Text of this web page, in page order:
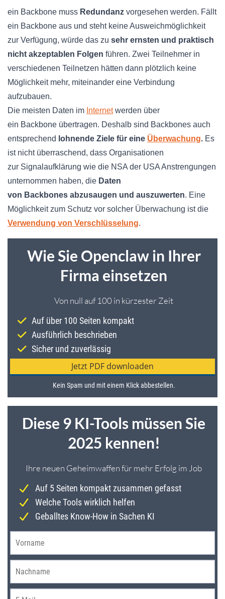
ein Backbone muss Redundanz vorgesehen werden. Fällt
ein Backbone aus und steht keine Ausweichmöglichkeit
zur Verfügung, würde das zu sehr ernsten und praktisch
nicht akzeptablen Folgen führen. Zwei Teilnehmer in
verschiedenen Teilnetzen hätten dann plötzlich keine
Möglichkeit mehr, miteinander eine Verbindung
aufzubauen.
Die meisten Daten im Internetwerden über
ein Backbone übertragen. Deshalb sind Backbones auch
entsprechend lohnende Ziele für eine Überwachung. Es
ist nicht überraschend, dass Organisationen
zur Signalaufklärung wie die NSA der USA Anstrengungen
unternommen haben, die Daten
von Backbones abzusaugen und auszuwerten. Eine
Möglichkeit zum Schutz vor solcher Überwachung ist die
Verwendung von Verschlüsselung.